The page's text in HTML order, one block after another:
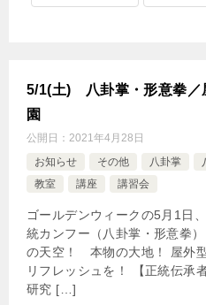
5/1(土) 八卦掌・形意拳／
園
公開日： 2021年4月28日
お知らせ
その他 八卦掌
教室
講座 講習会
ゴールデンウィークの5月1日
統カンフー（八卦掌・形意拳
の天空！ 本物の大地！ 屋外
リフレッシュを！ 【正統伝承
研究 […]